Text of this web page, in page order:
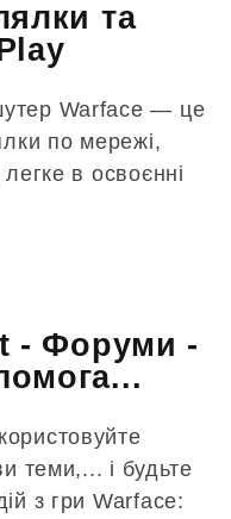
та
Warface — це
по мережі,
легке в освоєнні
- Форуми -
теми,... і будьте
з гри Warface: